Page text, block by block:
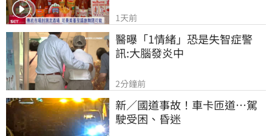
1天前
醫曝「1情緒」恐是失智症警
訊:大腦發炎中
2分鐘前
新／國道事故！車卡匝道…駕
駛受困、昏迷